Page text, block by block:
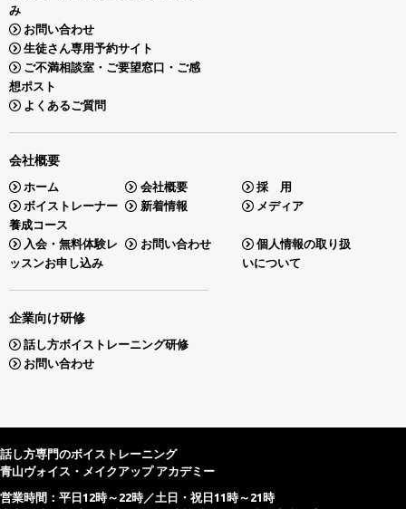
み
お問い合わせ
生徒さん専用予約サイト
ご不満相談室・ご要望窓口・ご感
想ポスト
よくあるご質問
会社概要
ホーム 会社概要
採 用
ボイストレーナー
養成コース
新着情報 メディア
入会・無料体験レ
ッスンお申し込み
お問い合わせ
個人情報の取り扱
いについて
企業向け研修
話し方ボイストレーニング研修
お問い合わせ
話し方専門のボイストレーニング
青山ヴォイス・メイクアップ アカデミー
営業時間：平日12時～22時／土日・祝日11時～21時